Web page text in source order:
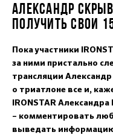
АЛЕКСАНДР
ПОЛУЧИТЬ СВОИ
Пока участники
за ними пристально
трансляции
о триатлоне все и,
IRONSTAR
– комментировать
выведать информацию